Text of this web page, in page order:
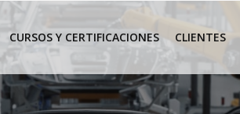
CURSOS Y CERTIFICACIONES CLIENTES